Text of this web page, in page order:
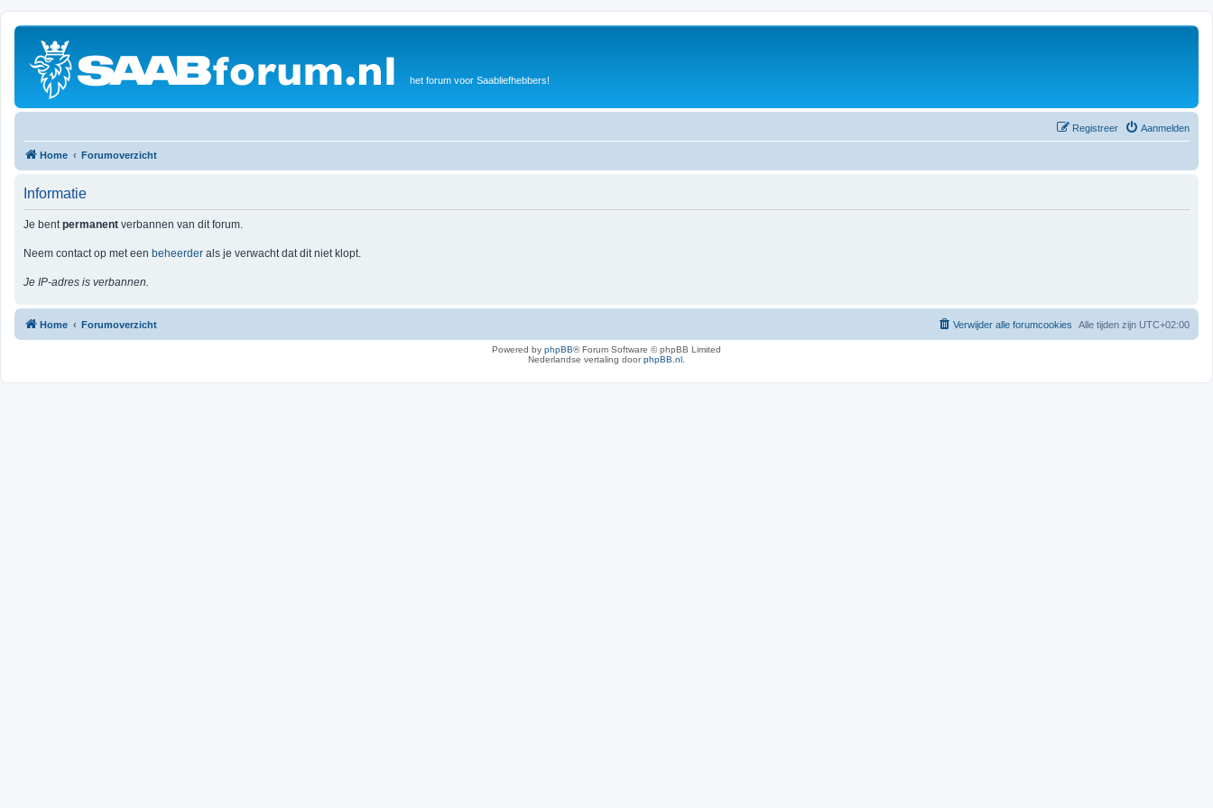
het forum voor Saabliefhebbers!
Aanmelden
Registreer
Home Forumoverzicht
Informatie
Je bentpermanent verbannen van dit forum.
Neem contact op met een beheerder als je verwacht dat dit niet klopt.
Je IP-adres is verbannen.
Home Forumoverzicht Alle tijden zijn UTC+02:00
Verwijder alle forumcookies
Powered by phpBB® Forum Software © phpBB Limited
Nederlandse vertaling doorphpBB.nl